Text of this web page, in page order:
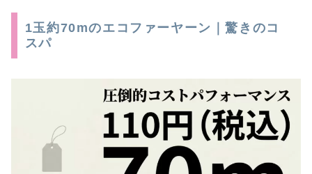
1玉約70mのエコファーヤーン｜驚きのコ
スパ